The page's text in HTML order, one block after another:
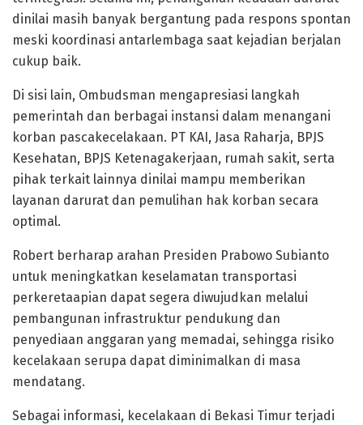
dinilai masih banyak bergantung pada respons spontan
meski koordinasi antarlembaga saat kejadian berjalan
cukup baik.
Di sisi lain, Ombudsman mengapresiasi langkah
pemerintah dan berbagai instansi dalam menangani
korban pascakecelakaan. PT KAI, Jasa Raharja, BPJS
Kesehatan, BPJS Ketenagakerjaan, rumah sakit, serta
pihak terkait lainnya dinilai mampu memberikan
layanan darurat dan pemulihan hak korban secara
optimal.
Robert berharap arahan Presiden Prabowo Subianto
untuk meningkatkan keselamatan transportasi
perkeretaapian dapat segera diwujudkan melalui
pembangunan infrastruktur pendukung dan
penyediaan anggaran yang memadai, sehingga risiko
kecelakaan serupa dapat diminimalkan di masa
mendatang.
Sebagai informasi, kecelakaan di Bekasi Timur terjadi